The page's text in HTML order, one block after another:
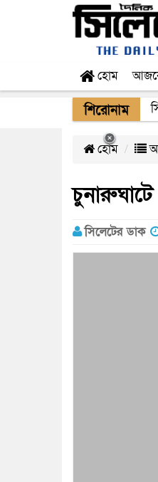
হোম
শিরোনাম
হোম
সিলেটের ডাক